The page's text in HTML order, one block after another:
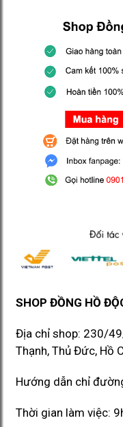
SHOP ĐỒNG HỒ
Địa chỉ shop: 230/
Thạnh, Thủ Đức, Hồ
Hướng dẫn chỉ
Thời gian làm việc: